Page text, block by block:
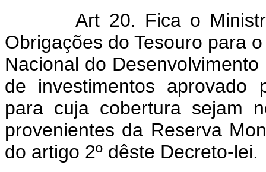
Art 20. Fica o
Obrigações do Tesouro para
Nacional do
de investimentos aprovado
para cuja cobertura sejam
provenientes da Reserva
do artigo 2º dêste Decreto-lei.